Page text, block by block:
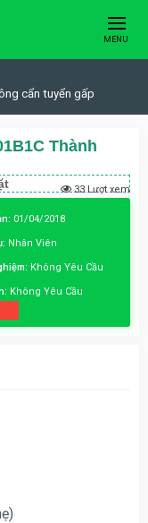
MENU
cẩn tuyển gấp
Thành
33 Lượt xem
01/04/2018
Nhân Viên
Không Yêu Cầu
Không Yêu Cầu